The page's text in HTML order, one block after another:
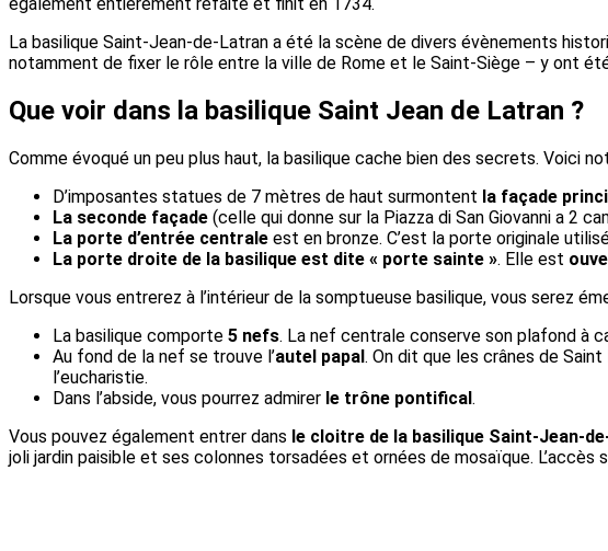
La basilique Saint-Jean-de-Latran a été la scène de divers évènements
notamment de fixer le rôle entre la ville de Rome et le Saint-Siège – y ont
Que voir dans la basilique Saint Jean de Latran ?
Comme évoqué un peu plus haut, la basilique cache bien des secrets. Voici
D’imposantes statues de 7 mètres de haut surmontent la façade
La seconde façade (celle qui donne sur la Piazza di San Giovanni a 2
La porte d’entrée centrale est en bronze. C’est la porte originale
La porte droite de la basilique est dite « porte sainte ». Elle est
Lorsque vous entrerez à l’intérieur de la somptueuse basilique, vous serez
La basilique comporte 5 nefs. La nef centrale conserve son plafond à
Au fond de la nef se trouve l’autel papal. On dit que les crânes de
l’eucharistie.
Dans l’abside, vous pourrez admirer le trône pontifical.
Vous pouvez également entrer dans le cloitre de la basilique Saint-Jean-
joli jardin paisible et ses colonnes torsadées et ornées de mosaïque. L’accès